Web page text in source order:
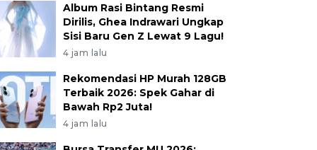
Album Rasi Bintang Resmi
Dirilis, Ghea Indrawari Ungkap
Sisi Baru Gen Z Lewat 9 Lagu!
4 jam lalu
Rekomendasi HP Murah 128GB
Terbaik 2026: Spek Gahar di
Bawah Rp2 Juta!
4 jam lalu